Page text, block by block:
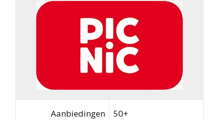
Aanbiedingen 50+